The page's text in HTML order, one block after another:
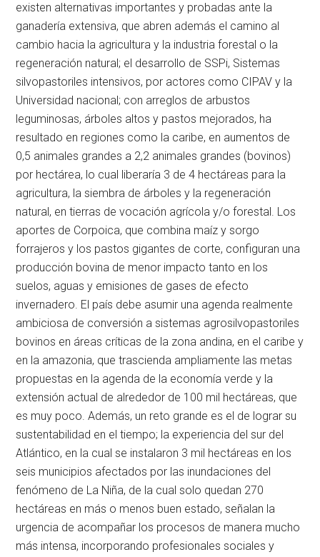
existen alternativas importantes y probadas ante la
ganadería extensiva, que abren además el camino al
cambio hacia la agricultura y la industria forestal o la
regeneración natural; el desarrollo de SSPi, Sistemas
silvopastoriles intensivos, por actores como CIPAV y la
Universidad nacional; con arreglos de arbustos
leguminosas, árboles altos y pastos mejorados, ha
resultado en regiones como la caribe, en aumentos de
0,5 animales grandes a 2,2 animales grandes (bovinos)
por hectárea, lo cual liberaría 3 de 4 hectáreas para la
agricultura, la siembra de árboles y la regeneración
natural, en tierras de vocación agrícola y/o forestal. Los
aportes de Corpoica, que combina maíz y sorgo
forrajeros y los pastos gigantes de corte, configuran una
producción bovina de menor impacto tanto en los
suelos, aguas y emisiones de gases de efecto
invernadero. El país debe asumir una agenda realmente
ambiciosa de conversión a sistemas agrosilvopastoriles
bovinos en áreas críticas de la zona andina, en el caribe y
en la amazonia, que trascienda ampliamente las metas
propuestas en la agenda de la economía verde y la
extensión actual de alrededor de 100 mil hectáreas, que
es muy poco. Además, un reto grande es el de lograr su
sustentabilidad en el tiempo; la experiencia del sur del
Atlántico, en la cual se instalaron 3 mil hectáreas en los
seis municipios afectados por las inundaciones del
fenómeno de La Niña, de la cual solo quedan 270
hectáreas en más o menos buen estado, señalan la
urgencia de acompañar los procesos de manera mucho
más intensa, incorporando profesionales sociales y